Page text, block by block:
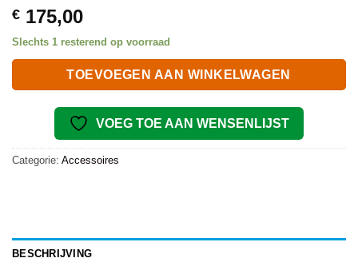
€ 175,00
Slechts 1 resterend op voorraad
TOEVOEGEN AAN WINKELWAGEN
VOEG TOE AAN WENSENLIJST
Categorie: Accessoires
BESCHRIJVING